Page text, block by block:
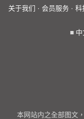
关于我们 · 会员服务· 科
■
本网站内之全部图文